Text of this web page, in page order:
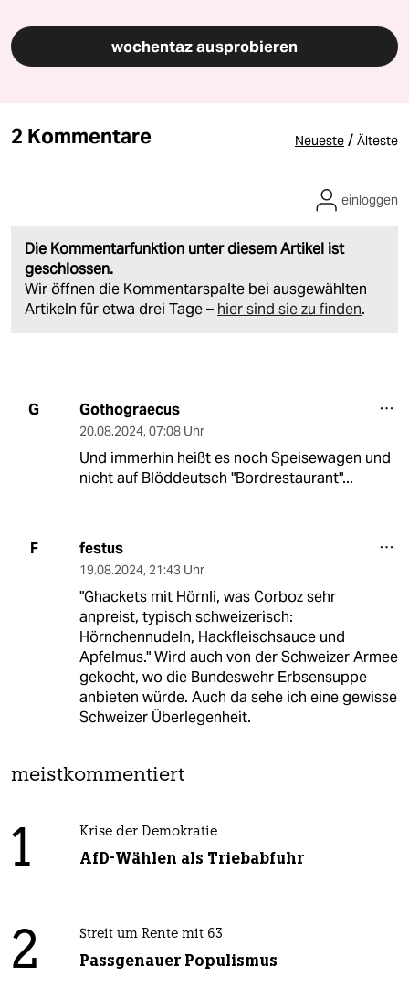
wochentaz ausprobieren
2 Kommentare Neueste / Älteste
Die Kommentarfunktion unter diesem Artikel ist
geschlossen.
Wir öffnen die Kommentarspalte bei ausgewählten
Artikeln für etwa drei Tage – hier sind sie zu finden.
einloggen
G Gothograecus
20.08.2024, 07:08 Uhr
Und immerhin heißt es noch Speisewagen und
nicht auf Blöddeutsch "Bordrestaurant"...
F festus
19.08.2024, 21:43 Uhr
"Ghackets mit Hörnli, was Corboz sehr
anpreist, typisch schweizerisch:
Hörnchennudeln, Hackfleischsauce und
Apfelmus." Wird auch von der Schweizer Armee
gekocht, wo die Bundeswehr Erbsensuppe
anbieten würde. Auch da sehe ich eine gewisse
Schweizer Überlegenheit.
meistkommentiert
1 Krise der Demokratie
AfD-Wählen als Triebabfuhr
2 Streit um Rente mit 63
Passgenauer Populismus